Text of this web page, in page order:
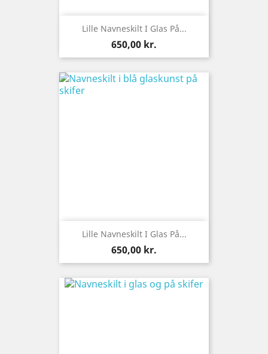
Lille Navneskilt I Glas På...
Pris
650,00 kr.
Lille Navneskilt I Glas På...
Pris
650,00 kr.